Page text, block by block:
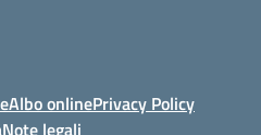
Albo onlinePrivacy Policy
Note legali